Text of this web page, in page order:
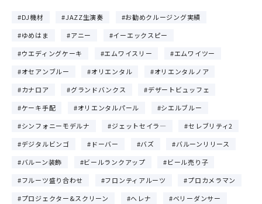
DJ機材 JAZZ生演奏
お勧めクルージング実績
ゆめはま
アニー
イーエックスピー
ウエディングケーキ
エムワイスリー
エムワイツー
オセアンブルー
オリエンタル
オリエンタルノア
カナロア
グランドバンクス
デザートビュッフェ
ケーキ手配
オリエンタルパール
シエルブルー
シンフォニーモデルナ
ジェットセイラ―
セレブリティ2
デジタルビンゴ
ドーバー バズ
バルーンリリース
バルーン装飾
ビールランクアップ
ビール売り子
フルーツ盛り合わせ
フロンティアルーツ
プロカメラマン
プロジェクター&スクリーン
ヘレナ
ベリーダンサー